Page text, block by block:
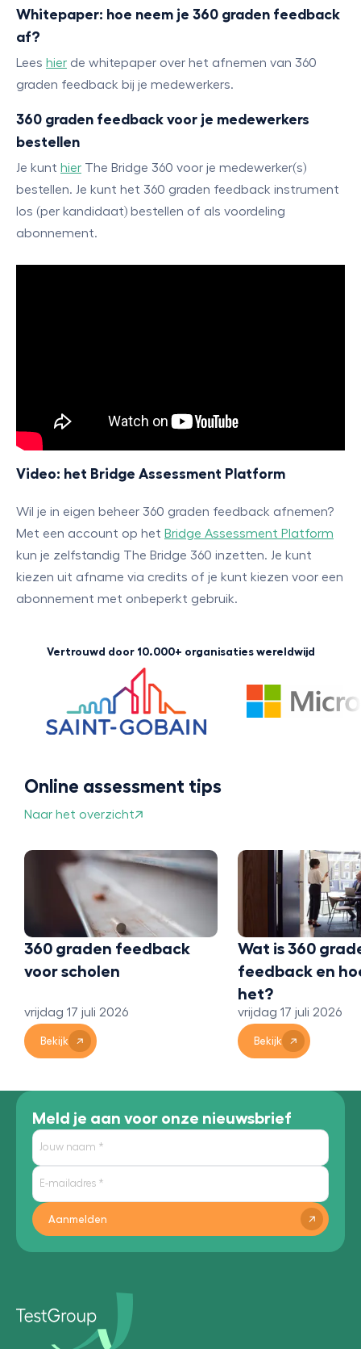
Whitepaper: hoe neem je 360 graden feedback
af?
Lees hier de whitepaper over het afnemen van 360
graden feedback bij je medewerkers.
360 graden feedback voor je medewerkers
bestellen
Je kunt hier The Bridge 360 voor je medewerker(s)
bestellen. Je kunt het 360 graden feedback instrument
los (per kandidaat) bestellen of als voordeling
abonnement.
Video: het Bridge Assessment Platform
Wil je in eigen beheer 360 graden feedback afnemen?
Met een account op het Bridge Assessment Platform
kun je zelfstandig The Bridge 360 inzetten. Je kunt
kiezen uit afname via credits of je kunt kiezen voor een
abonnement met onbeperkt gebruik.
Vertrouwd door 10.000+ organisaties wereldwijd
Online assessment tips
Naar het overzicht
360 graden feedback
voor scholen
vrijdag 17 juli 2026
Bekijk
Wat is 360
feedback en
het?
vrijdag 17 juli 2026
Bekijk
Meld je aan voor onze nieuwsbrief
Aanmelden